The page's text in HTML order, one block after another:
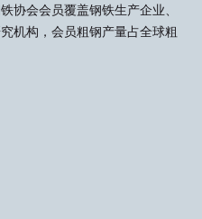
协会会员覆盖钢铁生产企业、
机构，会员粗钢产量占全球粗